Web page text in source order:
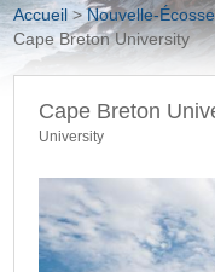
Vous êtes ici
Accueil >Nouvelle-Écosse
Cape Breton University
Cape Breton
University